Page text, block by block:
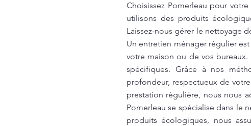
Choisissez Pomerleau pour
utilisons des produits
Laissez-nous gérer le nettoyage
Un entretien ménager régulier
votre maison ou de vos
spécifiques. Grâce à nos
profondeur, respectueux de
prestation régulière, nous nous
Pomerleau se spécialise dans le
produits écologiques, nous